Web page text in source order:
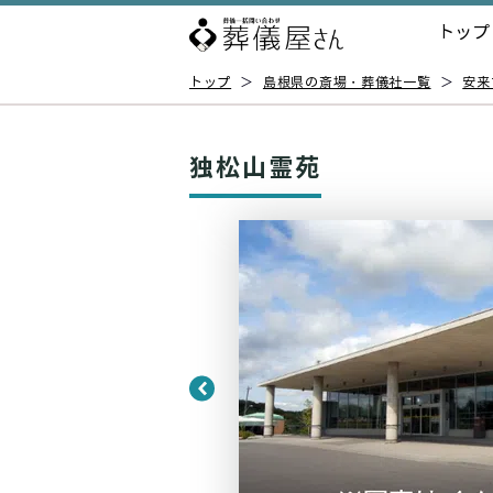
トップ
トップ ＞ 島根県の斎場・葬儀社一覧 ＞ 安
独松山霊苑